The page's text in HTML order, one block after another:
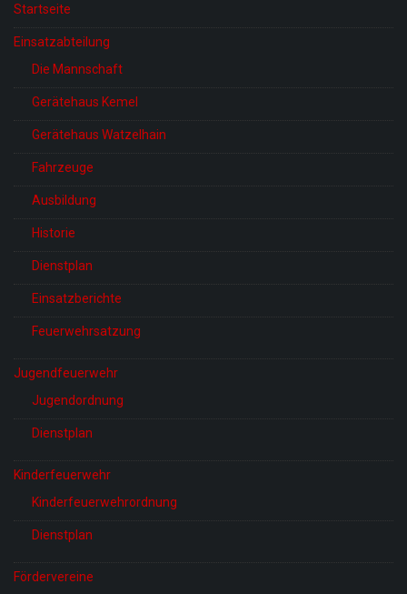
Startseite
Einsatzabteilung
Die Mannschaft
Gerätehaus Kemel
Gerätehaus Watzelhain
Fahrzeuge
Ausbildung
Historie
Dienstplan
Einsatzberichte
Feuerwehrsatzung
Jugendfeuerwehr
Jugendordnung
Dienstplan
Kinderfeuerwehr
Kinderfeuerwehrordnung
Dienstplan
Fördervereine